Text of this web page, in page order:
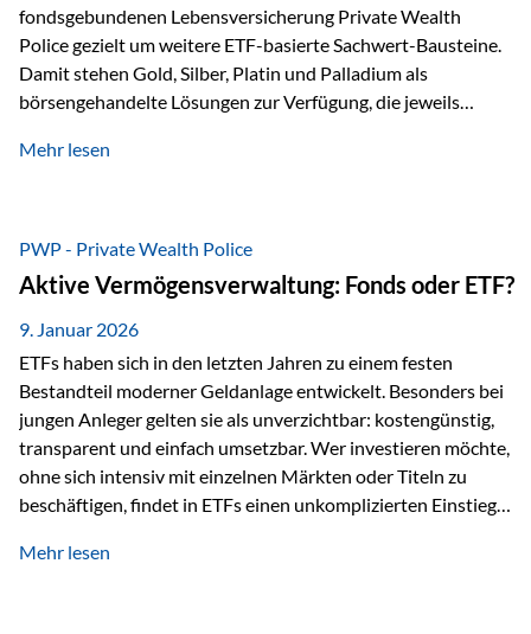
fondsgebundenen Lebensversicherung Private Wealth
Police gezielt um weitere ETF-basierte Sachwert-Bausteine.
Damit stehen Gold, Silber, Platin und Palladium als
börsengehandelte Lösungen zur Verfügung, die jeweils
dabei nicht auf einzelnen Marktmeinungen, sondern auf
Inflationsrobustheit und Stabilisierung – eingebettet in eine
liechtensteinische Versicherungsstruktur. Die
Sicherheitsarchitektur: Liechtenstein als Strukturprinzip Die
Private Wealth Police positioniert sich mit einer dreistufigen
Sicherheitsarchitektur, die auf mehreren Ebenen ansetzt:
Stufe 1: Versicherer-Ebene • Versicherung mit…
Mehr lesen
PWP - Private Wealth Police
Aktive Vermögensverwaltung: Fonds oder ETF?
9. Januar 2026
ETFs haben sich in den letzten Jahren zu einem festen
Bestandteil moderner Geldanlage entwickelt. Besonders bei
jungen Anleger gelten sie als unverzichtbar: kostengünstig,
transparent und einfach umsetzbar. Wer investieren möchte,
ohne sich intensiv mit einzelnen Märkten oder Titeln zu
beschäftigen, findet in ETFs einen unkomplizierten Einstieg
werden häufig kritisch betrachtet. Sie gelten als teurer,
Mehr lesen